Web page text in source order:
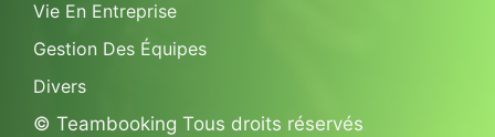
Vie En Entreprise
Gestion Des Équipes
Divers
© Teambooking Tous droits réservés